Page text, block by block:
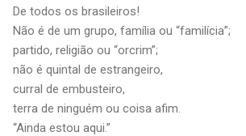
De todos os brasileiros!
Não é de um grupo, família ou “familícia”;
partido, religião ou “orcrim”;
não é quintal de estrangeiro,
curral de embusteiro,
terra de ninguém ou coisa afim.
“Ainda estou aqui.”